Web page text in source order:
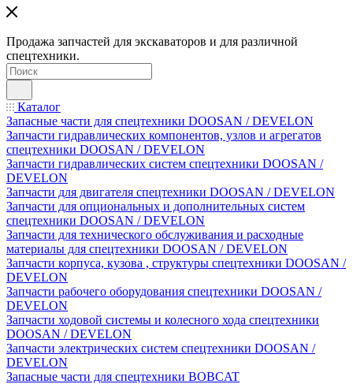
Продажа запчастей для экскаваторов и для различной
спецтехники.
Каталог
Запасные части для спецтехники DOOSAN / DEVELON
Запчасти гидравлических компонентов, узлов и агрегатов
спецтехники DOOSAN / DEVELON
Запчасти гидравлических систем спецтехники DOOSAN /
DEVELON
Запчасти для двигателя спецтехники DOOSAN / DEVELON
Запчасти для опциональных и дополнительных систем
спецтехники DOOSAN / DEVELON
Запчасти для технического обслуживания и расходные
материалы для спецтехники DOOSAN / DEVELON
Запчасти корпуса, кузова , структуры спецтехники DOOSAN /
DEVELON
Запчасти рабочего оборудования спецтехники DOOSAN /
DEVELON
Запчасти ходовой системы и колесного хода спецтехники
DOOSAN / DEVELON
Запчасти электрических систем спецтехники DOOSAN /
DEVELON
Запасные части для спецтехники BOBCAT